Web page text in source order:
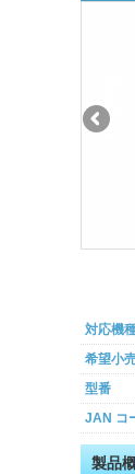
対応機
希望小
型番
JAN コ
製品